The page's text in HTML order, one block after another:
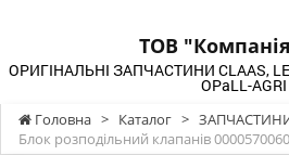
ТОВ
ОРИГІНАЛЬНІ ЗАПЧАСТИНИ CLAAS,
OPaLL-AGRI
Головна > Каталог >
Блок розподільний клапанів 0000570060